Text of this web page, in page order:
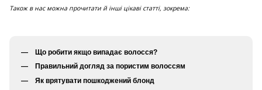
Також в нас можна прочитати й інші цікаві статті, зокрема:
Що робити якщо випадає волосся?
Правильний догляд за пористим волоссям
Як врятувати пошкоджений блонд